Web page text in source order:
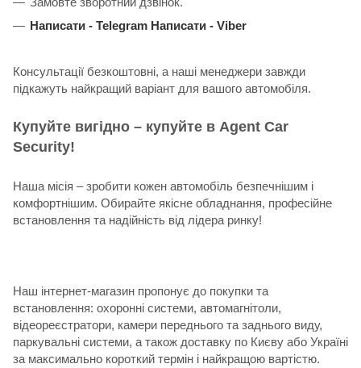
Написати - Telegram Написати - Viber
Консультації безкоштовні, а наші менеджери завжди
підкажуть найкращий варіант для вашого автомобіля.
Купуйте вигідно – купуйте в Agent Car
Security!
Наша місія – зробити кожен автомобіль безпечнішим і
комфортнішим. Обирайте якісне обладнання, професійне
встановлення та надійність від лідера ринку!
Наш інтернет-магазин пропонує до покупки та
встановлення: охоронні системи, автомагнітоли,
відеореєстратори, камери переднього та заднього виду,
паркувальні системи, а також доставку по Києву або Україні
за максимально короткий термін і найкращою вартістю.